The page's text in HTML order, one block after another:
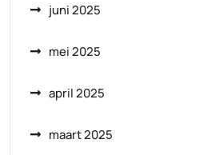
juni 2025
mei 2025
april 2025
maart 2025